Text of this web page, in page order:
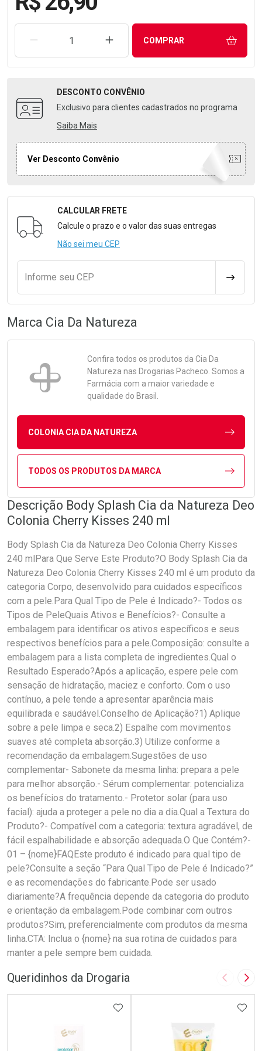
REMOVER UMA UNIDADEAUMENTAR UMA UNIDADE
COMPRAR
DESCONTO CONVÊNIO
Exclusivo para clientes cadastrados no programa
Saiba Mais
Ver Desconto Convênio
Formulário para Calcular o Frete
CALCULAR FRETE
Calcule o prazo e o valor das suas entregas
Não sei meu CEP
Informe seu CEP
Marca Cia Da Natureza
Confira todos os produtos da Cia Da
Natureza nas Drogarias Pacheco. Somos a
Farmácia com a maior variedade e
qualidade do Brasil.
COLONIA CIA DA NATUREZA
TODOS OS PRODUTOS DA MARCA
Descrição Body Splash Cia da Natureza Deo
Colonia Cherry Kisses 240 ml
Body Splash Cia da Natureza Deo Colonia Cherry Kisses
240 mlPara Que Serve Este Produto?O Body Splash Cia da
Natureza Deo Colonia Cherry Kisses 240 ml é um produto da
categoria Corpo, desenvolvido para cuidados específicos
com a pele.Para Qual Tipo de Pele é Indicado?- Todos os
Tipos de PeleQuais Ativos e Benefícios?- Consulte a
embalagem para identificar os ativos específicos e seus
respectivos benefícios para a pele.Composição: consulte a
embalagem para a lista completa de ingredientes.Qual o
Resultado Esperado?Após a aplicação, espere pele com
sensação de hidratação, maciez e conforto. Com o uso
contínuo, a pele tende a apresentar aparência mais
equilibrada e saudável.Conselho de Aplicação?1) Aplique
sobre a pele limpa e seca.2) Espalhe com movimentos
suaves até completa absorção.3) Utilize conforme a
recomendação da embalagem.Sugestões de uso
complementar- Sabonete da mesma linha: prepara a pele
para melhor absorção.- Sérum complementar: potencializa
os benefícios do tratamento.- Protetor solar (para uso
facial): ajuda a proteger a pele no dia a dia.Qual a Textura do
Produto?- Compatível com a categoria: textura agradável, de
fácil espalhabilidade e absorção adequada.O Que Contém?-
01 – {nome}FAQEste produto é indicado para qual tipo de
pele?Consulte a seção “Para Qual Tipo de Pele é Indicado?”
e as recomendações do fabricante.Pode ser usado
diariamente?A frequência depende da categoria do produto
e orientação da embalagem.Pode combinar com outros
produtos?Sim, preferencialmente com produtos da mesma
linha.CTA: Inclua o {nome} na sua rotina de cuidados para
manter a pele sempre bem cuidada.
Queridinhos da Drogaria Imagem
ADICIONAR AOS FAVORITOS